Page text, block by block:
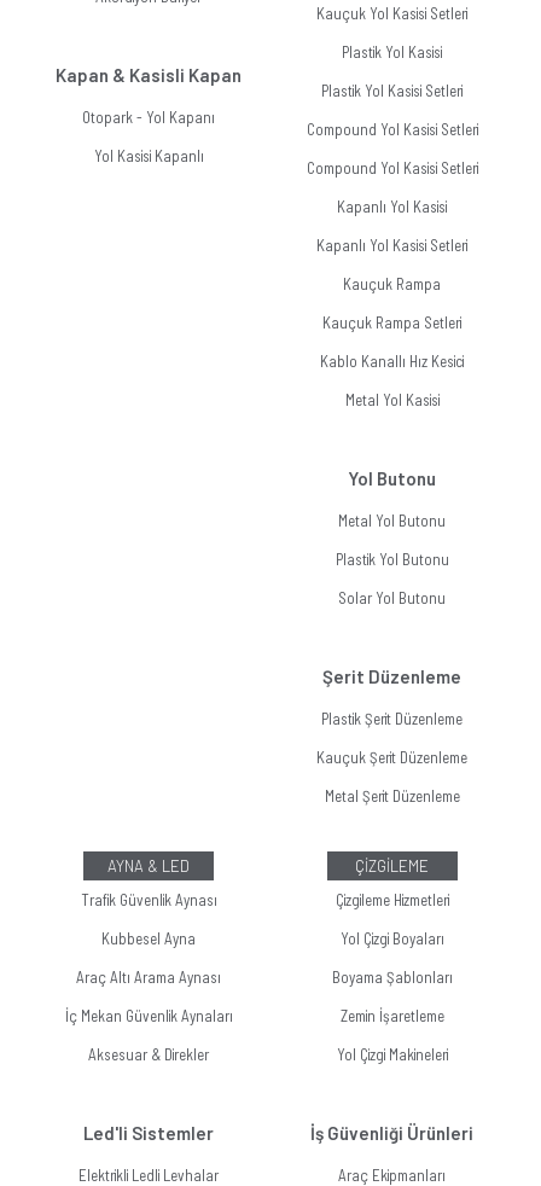
Kapan & Kasisli Kapan
Otopark - Yol Kapanı
Yol Kasisi Kapanlı
Kauçuk Yol Kasisi Setleri
Plastik Yol Kasisi
Plastik Yol Kasisi Setleri
Compound Yol Kasisi Setleri
Compound Yol Kasisi Setleri
Kapanlı Yol Kasisi
Kapanlı Yol Kasisi Setleri
Kauçuk Rampa
Kauçuk Rampa Setleri
Kablo Kanallı Hız Kesici
Metal Yol Kasisi
Yol Butonu
Metal Yol Butonu
Plastik Yol Butonu
Solar Yol Butonu
Şerit Düzenleme
Plastik Şerit Düzenleme
Kauçuk Şerit Düzenleme
Metal Şerit Düzenleme
AYNA & LED
Trafik Güvenlik Aynası
Kubbesel Ayna
Araç Altı Arama Aynası
İç Mekan Güvenlik Aynaları
Aksesuar & Direkler
Led'li Sistemler
Elektrikli Ledli Levhalar
ÇİZGİLEME
Çizgileme Hizmetleri
Yol Çizgi Boyaları
Boyama Şablonları
Zemin İşaretleme
Yol Çizgi Makineleri
İş Güvenliği Ürünleri
Araç Ekipmanları